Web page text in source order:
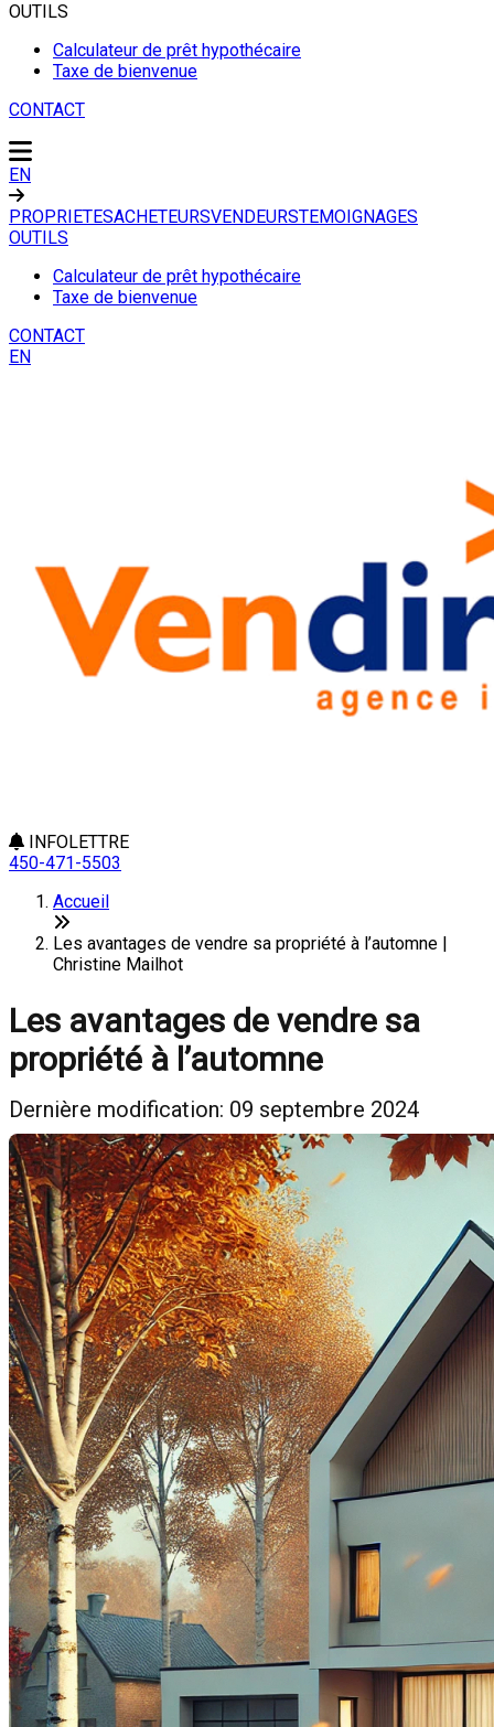
OUTILS
Calculateur de prêt hypothécaire
Taxe de bienvenue
CONTACT
EN
PROPRIETESACHETEURSVENDEURSTEMOIGNAGES
OUTILS
Calculateur de prêt hypothécaire
Taxe de bienvenue
CONTACT
EN
INFOLETTRE
450-471-5503
Accueil
Les avantages de vendre sa propriété à l’automne |
Christine Mailhot
Les avantages de vendre sa
propriété à l’automne
Dernière modification: 09 septembre 2024